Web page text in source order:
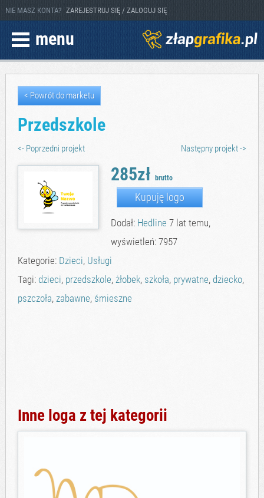
NIE MASZ KONTA? ZAREJESTRUJ SIĘ / ZALOGUJ SIĘ
menu
< Powrót do marketu
Przedszkole
<- Poprzedni projekt Następny projekt ->
285złbrutto
Kupuję logo
Dodał: Hedline 7 lat temu,
wyświetleń: 7957
Kategorie: Dzieci, Usługi
Tagi: dzieci, przedszkole, żłobek, szkoła, prywatne, dziecko,
pszczoła, zabawne, śmieszne
Inne loga z tej kategorii